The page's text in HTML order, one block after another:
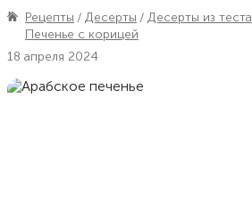
Рецепты Десерты Десерты из теста
Печенье с корицей
18 апреля 2024